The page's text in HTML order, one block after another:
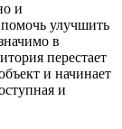
и
улучшить
в
перестает
и начинает
и